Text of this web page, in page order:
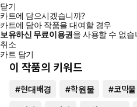
닫기
카트에 담으시겠습니까?
카트에 담아 작품을 대여할 경우
보유하신 무료이용권을 사용할 수 없습
취소
카트 담기
이 작품의 키워드
#현대배경 #학원물 #코믹물